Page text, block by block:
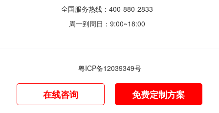
全国服务热线：400-880-2833
周一到周日：9:00~18:00
粤ICP备12039349号
© 2017~2021 深圳市旺豹智能商业服务有限公司
在线咨询 免费定制方案